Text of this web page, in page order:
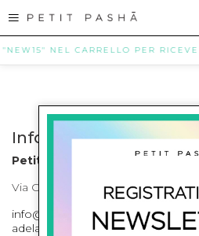
NEL CARRELLO PER
Info contatti
Petit Pasha
Via Cilea, 255 Napoli Corso
info@petitpasha.com,
adelaide.petitpasha@hotmail.com